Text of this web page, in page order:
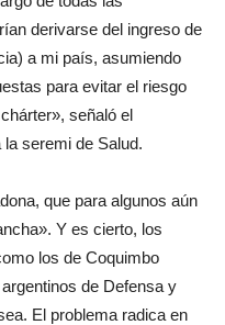
derivarse del ingreso de
a mi país, asumiendo
para evitar el riesgo
señaló el
seremi de Salud.
que para algunos aún
Y es cierto, los
los de Coquimbo
de Defensa y
El problema radica en